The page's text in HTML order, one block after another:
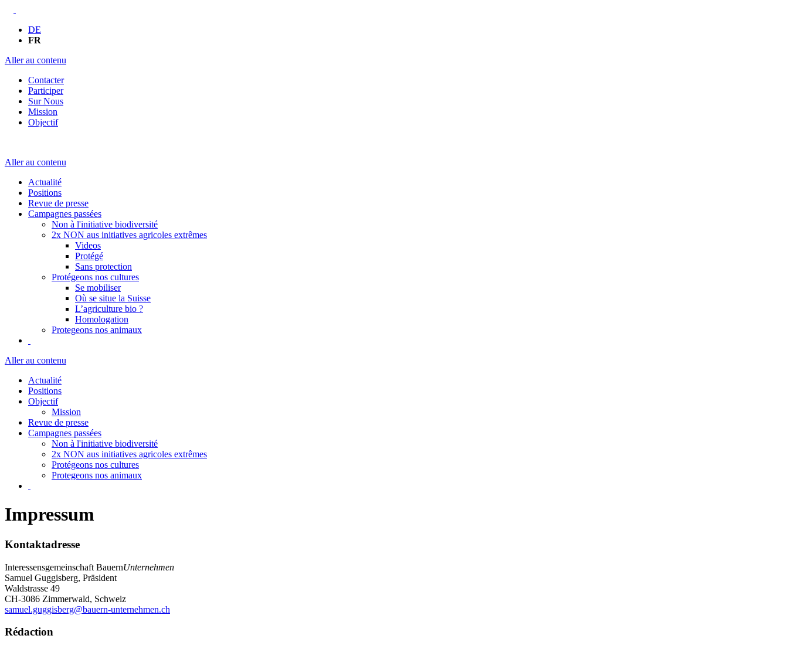
DE
FR
Aller au contenu
Contacter
Participer
Sur Nous
Mission
Objectif
Aller au contenu
Actualité
Positions
Revue de presse
Campagnes passées
Non à l'initiative biodiversité
2x NON aus initiatives agricoles extrêmes
Videos
Protégé
Sans protection
Protégeons nos cultures
Se mobiliser
Où se situe la Suisse
L’agriculture bio ?
Homologation
Protegeons nos animaux
Aller au contenu
Actualité
Positions
Objectif
Mission
Revue de presse
Campagnes passées
Non à l'initiative biodiversité
2x NON aus initiatives agricoles extrêmes
Protégeons nos cultures
Protegeons nos animaux
Impressum
Kontaktadresse
Interessensgemeinschaft BauernUnternehmen
Samuel Guggisberg, Präsident
Waldstrasse 49
CH-3086 Zimmerwald, Schweiz
samuel.guggisberg@bauern-unternehmen.ch
Rédaction